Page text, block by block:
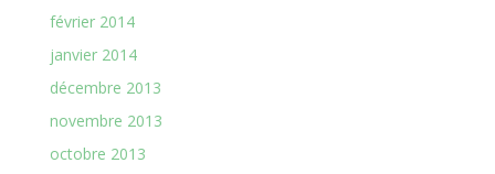
février 2014
janvier 2014
décembre 2013
novembre 2013
octobre 2013